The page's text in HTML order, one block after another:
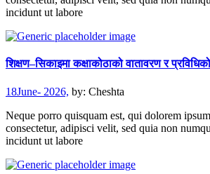
incidunt ut labore
शिक्षण–सिकाइमा कक्षाकोठाको वातावरण र
18June- 2026, by: Cheshta
Neque porro quisquam est, qui dolorem
consectetur, adipisci velit, sed quia non
incidunt ut labore